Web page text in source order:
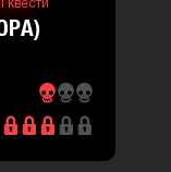
квести